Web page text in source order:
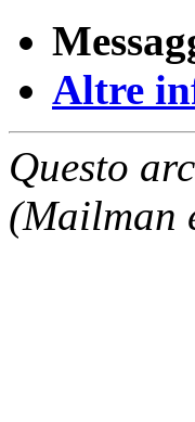
Altre
Questo
(Mailman